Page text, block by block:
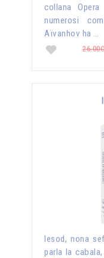
collana
numerosi
Aïvanhov ha …
Iesod, nona
parla la